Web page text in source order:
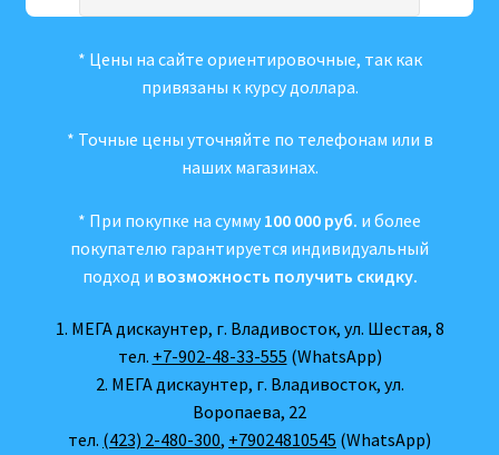
* Цены на сайте ориентировочные, так как
привязаны к курсу доллара.
* Точные цены уточняйте по телефонам или в
наших магазинах.
* При покупке на сумму 100 000 руб. и более
покупателю гарантируется индивидуальный
подход и возможность получить скидку.
1. МЕГА дискаунтер, г. Владивосток, ул. Шестая, 8
тел. +7-902-48-33-555 (WhatsApp)
2. МЕГА дискаунтер, г. Владивосток, ул.
Воропаева, 22
тел. (423) 2-480-300, +79024810545 (WhatsApp)